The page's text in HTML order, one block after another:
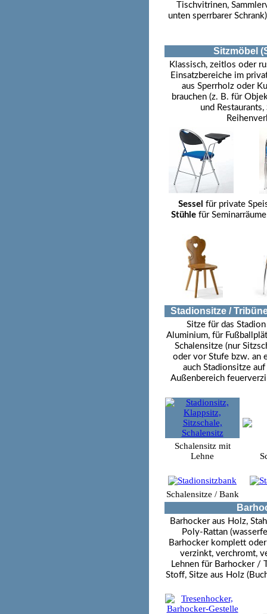
Tischvitrinen,
unten sperrbarer
Sitzmöbel
Klassisch, zeitlos oder
Einsatzbereiche im
aus Sperrholz oder
brauchen (z. B. für
und Restaurants,
Sessel für private
Stühle für
Stadionsitze /
Sitze für das
Aluminium, für
Schalensitze (nur
oder vor Stufe bzw. an
auch Stadionsitze
Außenbereich
Schalensitz mit
Lehne
Schalensitze / Bank
Barhocker aus Holz,
Poly-Rattan
Barhocker komplett
verzinkt, verchromt,
Lehnen für Barhocker /
Stoff, Sitze aus Holz